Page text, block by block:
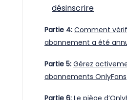
désinscrire
Partie 4: Comment
abonnement a été
Partie 5: Gérez
abonnements OnlyFans
Partie 6: Le piège